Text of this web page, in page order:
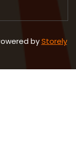
byStorely